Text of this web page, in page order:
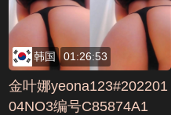
韩国 01:26:53
金叶娜yeona123#202201
04NO3编号C85874A1